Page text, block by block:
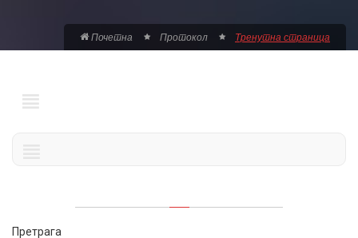
Почетна Протокол Тренутна страница
Претрага